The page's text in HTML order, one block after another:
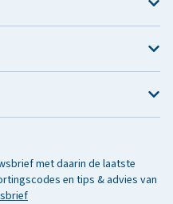
met daarin de laatste
en tips & advies van